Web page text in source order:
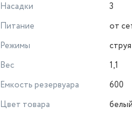
Насадки
3
Питание
от
Режимы
струя
Вес
1,1
Емкость резервуара
600
Цвет товара
белый